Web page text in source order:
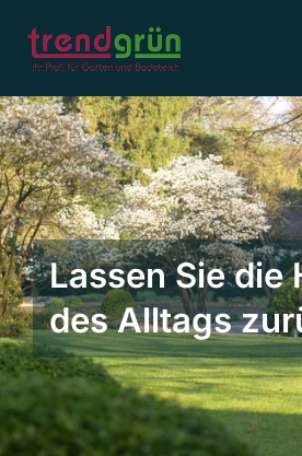
content
Gartengestaltung
Dachbegrünung
Schwimmteiche
Pflanzungen
Grünflächenpflege
Lassen Sie die
des Alltags